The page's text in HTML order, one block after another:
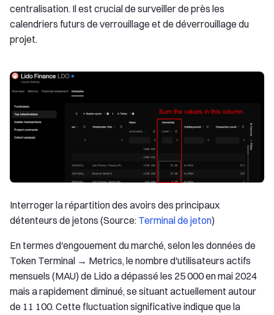
centralisation. Il est crucial de surveiller de près les
calendriers futurs de verrouillage et de déverrouillage du
projet.
Interroger la répartition des avoirs des principaux
détenteurs de jetons (Source: Terminal de jeton)
En termes d'engouement du marché, selon les données de
Token Terminal → Metrics, le nombre d'utilisateurs actifs
mensuels (MAU) de Lido a dépassé les 25 000 en mai 2024
mais a rapidement diminué, se situant actuellement autour
de 11 100. Cette fluctuation significative indique que la